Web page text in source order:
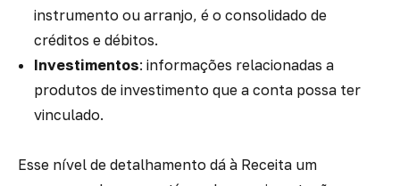
instrumento ou arranjo, é o consolidado de
créditos e débitos.
Investimentos: informações relacionadas a
produtos de investimento que a conta possa ter
vinculado.
Esse nível de detalhamento dá à Receita um